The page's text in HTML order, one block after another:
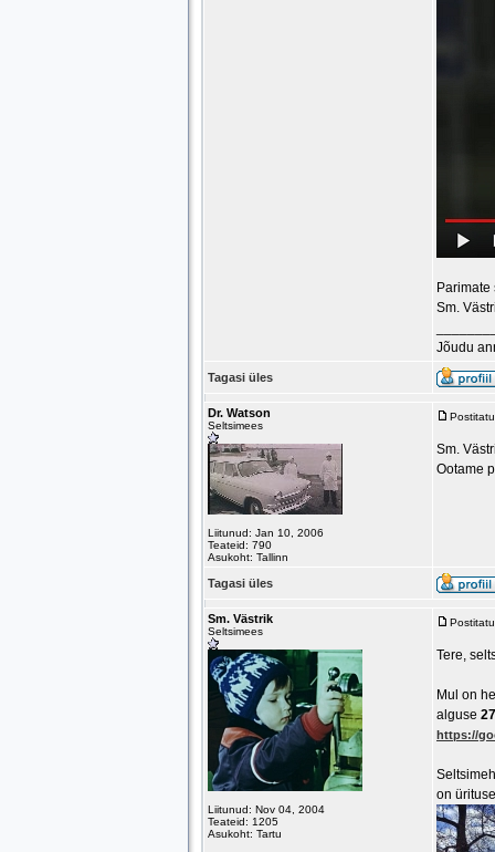
Sm.
Jõudu
Tagasi üles
Dr. Watson
Seltsimees
Liitunud: Jan 10, 2006
Teateid: 790
Asukoht: Tallinn
Sm.
Ootame
Tagasi üles
Sm. Västrik
Seltsimees
Liitunud: Nov 04, 2004
Teateid: 1205
Asukoht: Tartu
Tere,
Mul on
alguse
https://
on